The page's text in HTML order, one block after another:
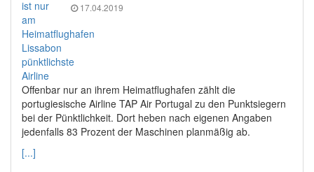
17.04.2019
Offenbar nur an ihrem Heimatflughafen zählt die
portugiesische Airline TAP Air Portugal zu den Punktsiegern
bei der Pünktlichkeit. Dort heben nach eigenen Angaben
jedenfalls 83 Prozent der Maschinen planmäßig ab.
[...]